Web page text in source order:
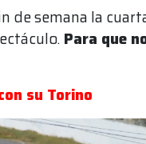
de semana la
Para que
su Torino